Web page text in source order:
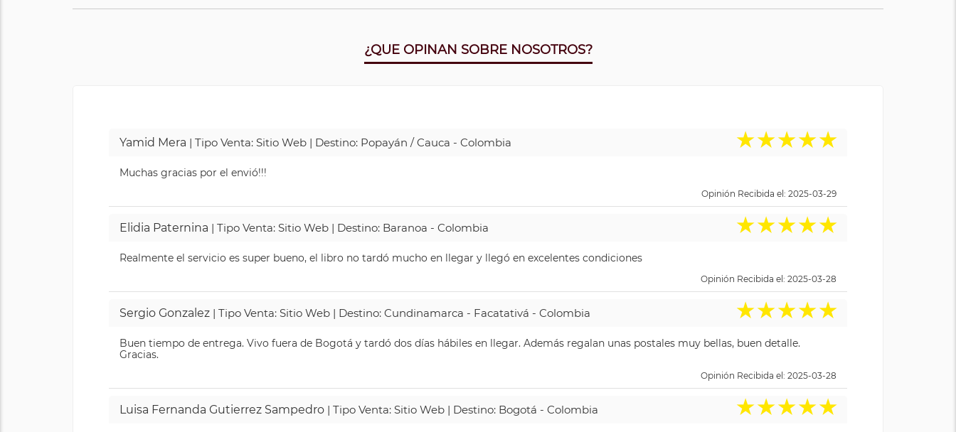
¿QUE OPINAN SOBRE NOSOTROS?
Yamid Mera | Tipo Venta: Sitio Web | Destino: Popayán / Cauca - Colombia ★★★★★
Muchas gracias por el envió!!!
Opinión Recibida el: 2025-03-29
Elidia Paternina | Tipo Venta: Sitio Web | Destino: Baranoa - Colombia ★★★★★
Realmente el servicio es super bueno, el libro no tardó mucho en llegar y llegó en excelentes condiciones
Opinión Recibida el: 2025-03-28
Sergio Gonzalez | Tipo Venta: Sitio Web | Destino: Cundinamarca - Facatativá - Colombia ★★★★★
Buen tiempo de entrega. Vivo fuera de Bogotá y tardó dos días hábiles en llegar. Además regalan unas postales muy bellas, buen detalle.
Gracias.
Opinión Recibida el: 2025-03-28
Luisa Fernanda Gutierrez Sampedro | Tipo Venta: Sitio Web | Destino: Bogotá - Colombia ★★★★★